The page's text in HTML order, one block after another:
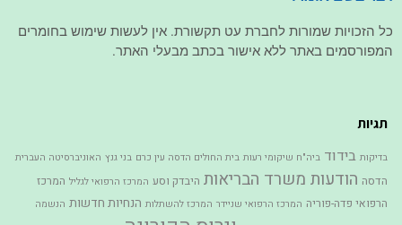
כל הזכויות שמורות לחברת עט תקשורת. אין לעשות שימוש בחומרים
המפורסמים באתר ללא אישור בכתב מבעלי האתר.
תגיות
בדיקות בידוד ביה"ח שיקומי רעות בית החולים הדסה עין כרם בני גנץ האוניברסיטה העברית
הדסה הודעות משרד הבריאות היבדק וסע המרכז הרפואי לגליל המרכז
הרפואי פדה-פוריה המרכז הרפואי שניידר המרכז להשתלות הנחיות חדשות הנשמה